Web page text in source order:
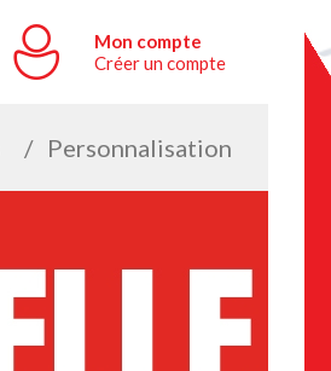
Mon compte
Créer un compte
Personnalisation